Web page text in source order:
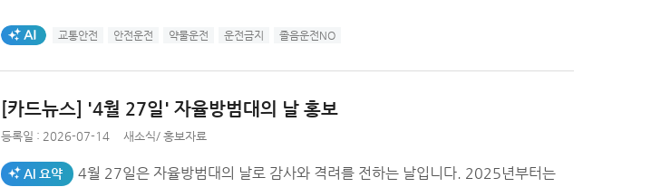
AI생성태그 교통안전 안전운전 약물운전 운전금지 졸음운전NO
[카드뉴스] '4월 27일' 자율방범대의 날 홍보
등록일 : 2026-07-14 새소식/ 홍보자료
AI 요약
4월 27일은 자율방범대의 날로 감사와 격려를 전하는 날입니다. 2025년부터는